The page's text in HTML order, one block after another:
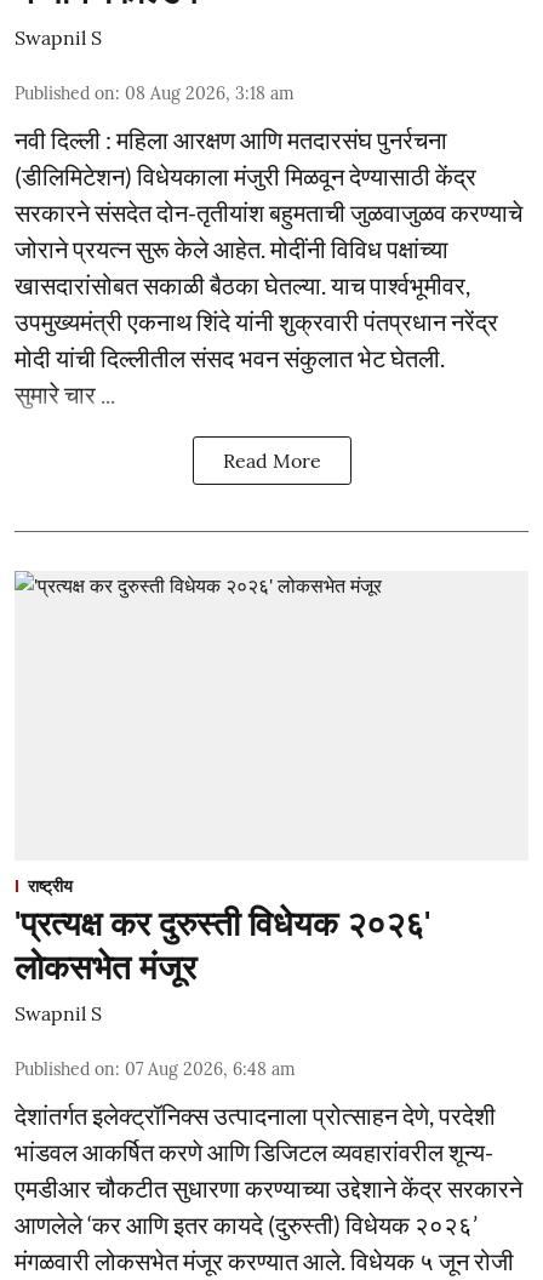
Swapnil S
Published on: 08 Aug 2026, 3:18 am
नवी दिल्ली : महिला आरक्षण आणि मतदारसंघ पुनर्रचना
(डीलिमिटेशन) विधेयकाला मंजुरी मिळवून देण्यासाठी केंद्र
सरकारने संसदेत दोन-तृतीयांश बहुमताची जुळवाजुळव करण्याचे
जोराने प्रयत्न सुरू केले आहेत. मोदींनी विविध पक्षांच्या
खासदारांसोबत सकाळी बैठका घेतल्या. याच पार्श्वभूमीवर,
उपमुख्यमंत्री एकनाथ शिंदे यांनी शुक्रवारी पंतप्रधान नरेंद्र
मोदी यांची दिल्लीतील संसद भवन संकुलात भेट घेतली.
सुमारे चार ...
Read More
राष्ट्रीय
'प्रत्यक्ष कर दुरुस्ती विधेयक २०२६'
लोकसभेत मंजूर
Swapnil S
Published on: 07 Aug 2026, 6:48 am
देशांतर्गत इलेक्ट्रॉनिक्स उत्पादनाला प्रोत्साहन देणे, परदेशी
भांडवल आकर्षित करणे आणि डिजिटल व्यवहारांवरील शून्य-
एमडीआर चौकटीत सुधारणा करण्याच्या उद्देशाने केंद्र सरकारने
आणलेले ‘कर आणि इतर कायदे (दुरुस्ती) विधेयक २०२६’
मंगळवारी लोकसभेत मंजूर करण्यात आले. विधेयक ५ जून रोजी